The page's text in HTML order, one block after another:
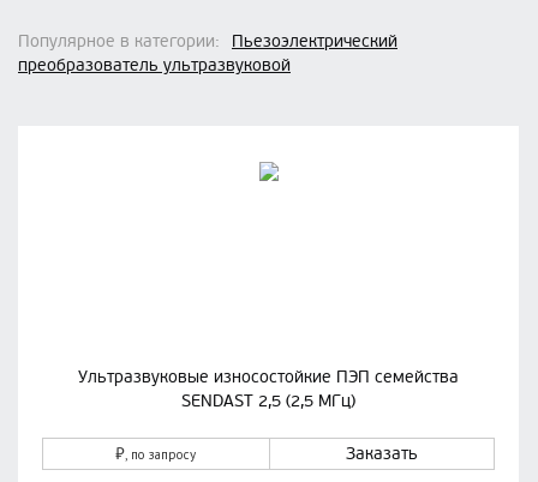
Популярное в категории:
Пьезоэлектрический
преобразователь ультразвуковой
Ультразвуковые износостойкие ПЭП семейства
SENDAST 2,5 (2,5 МГц)
₽, по запросу Заказать